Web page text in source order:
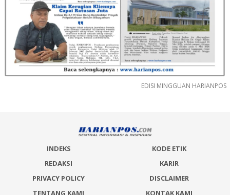
EDISI MINGGUAN HARIANPOS
INDEKS
KODE ETIK
REDAKSI
KARIR
PRIVACY POLICY
DISCLAIMER
TENTANG KAMI
KONTAK KAMI